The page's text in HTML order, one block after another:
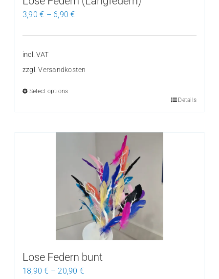
product
page
3,90€ – 6,90€
incl. VAT
zzgl.Versandkosten
Select options
product
product
page
Details
Lose Federn bunt
18,90€ – 20,90 €